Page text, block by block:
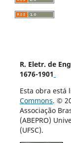
R. Eletr. de
1676-1901
Esta obra está
Commons. ©
Associação
(ABEPRO)